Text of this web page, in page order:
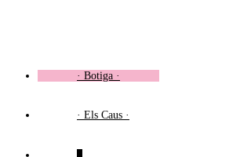
· Botiga ·
· Els Caus ·